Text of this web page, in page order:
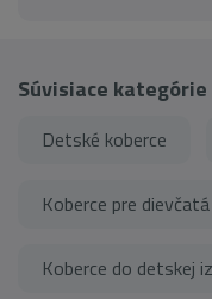
Súvisiace kategórie
Detské koberce
Koberce pre dievčatá
Koberce do detskej